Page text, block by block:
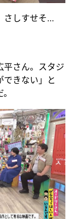
さしすせそ…
平さん。スタジ
できない」と